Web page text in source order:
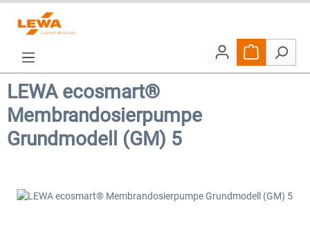
Zum Hauptinhalt springen
Warenkorb
LEWA ecosmart®
Membrandosierpumpe
Grundmodell (GM) 5
Bildergalerie überspringen